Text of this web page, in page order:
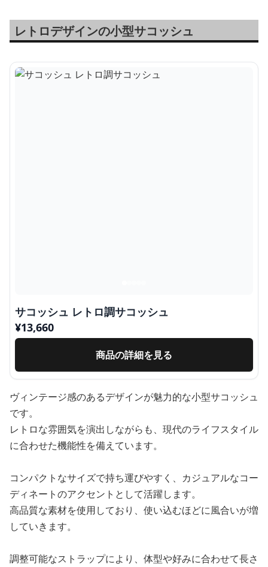
レトロデザインの小型サコッシュ
サコッシュ レトロ調サコッシュ
¥13,660
商品の詳細を見る
ヴィンテージ感のあるデザインが魅力的な小型サコッシュ
です。
レトロな雰囲気を演出しながらも、現代のライフスタイル
に合わせた機能性を備えています。
コンパクトなサイズで持ち運びやすく、カジュアルなコー
ディネートのアクセントとして活躍します。
高品質な素材を使用しており、使い込むほどに風合いが増
していきます。
調整可能なストラップにより、体型や好みに合わせて長さ